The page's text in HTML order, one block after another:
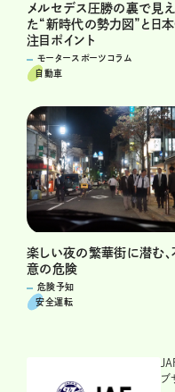
メルセデス圧勝の裏で見え
た“新時代の勢力図”と日
注目ポイント
モータースポーツコラム
自動車
楽しい夜の繁華街に潜む、
意の危険
危険予知
安全運転
ブ